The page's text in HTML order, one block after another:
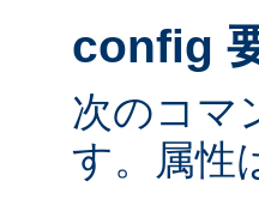
config
次のコマ
す。属性